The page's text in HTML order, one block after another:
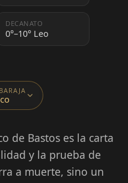
DECANATO
0°–10° Leo
de Bastos es la carta
y la prueba de
a muerte, sino un